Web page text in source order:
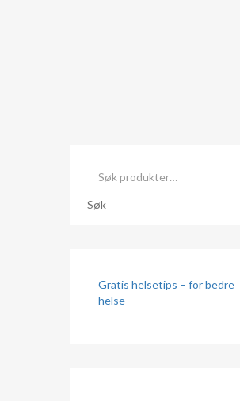
etter:
Søk
Gratis helsetips – for bedre
helse